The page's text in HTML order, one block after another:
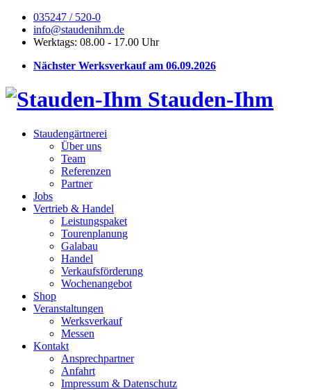
035247 / 520-0
info@staudenihm.de
Werktags: 08.00 - 17.00 Uhr
Nächster Werksverkauf am 06.09.2026
Stauden-Ihm
Staudengärtnerei
Über uns
Team
Referenzen
Partner
Jobs
Vertrieb & Handel
Leistungspaket
Tourenplanung
Galabau
Handel
Verkaufsförderung
Wochenangebot
Shop
Veranstaltungen
Werksverkauf
Messen
Kontakt
Ansprechpartner
Anfahrt
Impressum & Datenschutz